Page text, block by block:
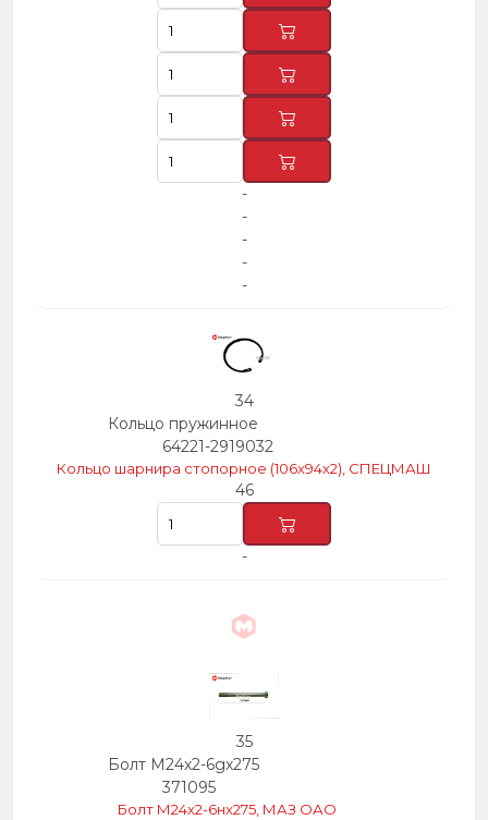
-
-
-
-
-
34
Кольцо пружинное
64221-2919032
Кольцо шарнира стопорное (106х94х2), СПЕЦМАШ
46
-
35
Болт М24х2-6gх275
371095
Болт М24х2-6нх275, МАЗ ОАО